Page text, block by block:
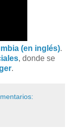
(en inglés).
, donde se
.